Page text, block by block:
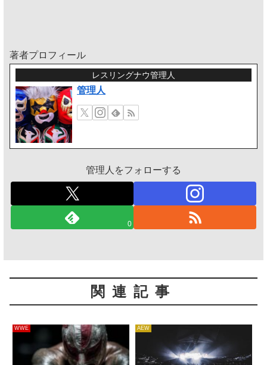
著者プロフィール
レスリングナウ管理人
管理人
管理人をフォローする
0
関連記事
WWE AEW